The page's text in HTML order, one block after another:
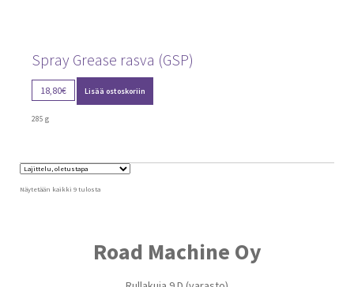
Spray Grease rasva (GSP)
18,80€ Lisää ostoskoriin
285 g
Näytetään kaikki 9 tulosta
Road Machine Oy